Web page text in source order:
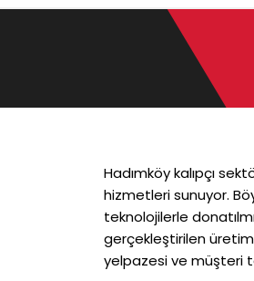
Hadımköy kalıpçı
hizmetleri sunuyor.
teknolojilerle
gerçekleştirilen üretim
yelpazesi ve müşteri